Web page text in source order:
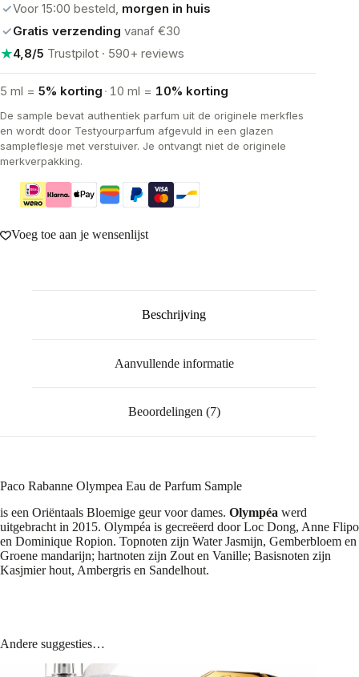
✓Voor 15:00 besteld, morgen in huis
✓Gratis verzending vanaf €30
★4,8/5 Trustpilot · 590+ reviews
5 ml = 5% korting · 10 ml = 10% korting
De sample bevat authentiek parfum uit de originele merkfles
en wordt door Testyourparfum afgevuld in een glazen
sampleflesje met verstuiver. Je ontvangt niet de originele
merkverpakking.
Voeg toe aan je wensenlijst
Beschrijving
Aanvullende informatie
Beoordelingen (7)
Paco Rabanne Olympea Eau de Parfum Sample
is een Oriëntaals Bloemige geur voor dames. Olympéa werd
uitgebracht in 2015. Olympéa is gecreëerd door Loc Dong, Anne Flipo
en Dominique Ropion. Topnoten zijn Water Jasmijn, Gemberbloem en
Groene mandarijn; hartnoten zijn Zout en Vanille; Basisnoten zijn
Kasjmier hout, Ambergris en Sandelhout.
Andere suggesties…